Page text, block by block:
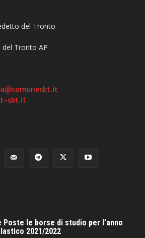
del Tronto
Tronto AP
sbt.it
Poste le borse di studio per l’anno
2021/2022